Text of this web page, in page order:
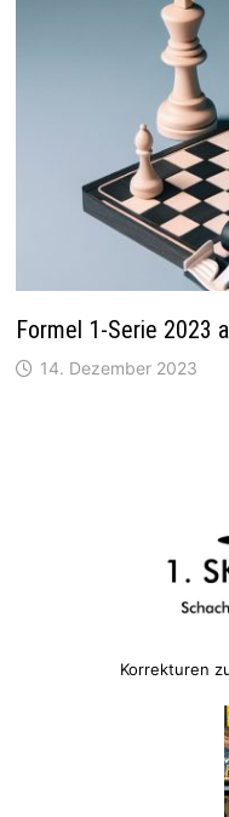
Formel 1-Serie 2023
14. Dezember 2023
Korrekturen